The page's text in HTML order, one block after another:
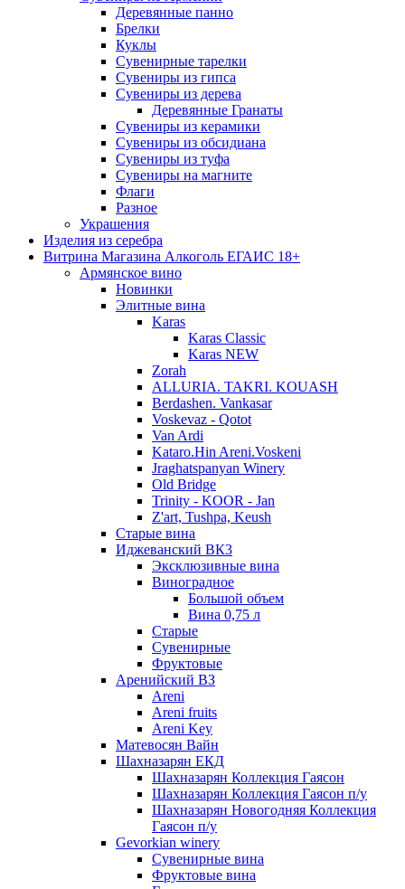
Деревянные панно
Брелки
Куклы
Сувенирные тарелки
Сувениры из гипса
Сувениры из дерева
Деревянные Гранаты
Сувениры из керамики
Сувениры из обсидиана
Сувениры из туфа
Сувениры на магните
Флаги
Разное
Украшения
Изделия из серебра
Витрина Магазина Алкоголь ЕГАИС 18+
Армянское вино
Новинки
Элитные вина
Karas
Karas Classic
Karas NEW
Zorah
ALLURIA. TAKRI. KOUASH
Berdashen. Vankasar
Voskevaz - Qotot
Van Ardi
Kataro.Hin Areni.Voskeni
Jraghatspanyan Winery
Old Bridge
Trinity - KOOR - Jan
Z'art, Tushpa, Keush
Старые вина
Иджеванский ВК3
Эксклюзивные вина
Виноградное
Большой объем
Вина 0,75 л
Старые
Сувенирные
Фруктовые
Аренийский ВЗ
Areni
Areni fruits
Areni Key
Матевосян Вайн
Шахназарян ЕКД
Шахназарян Коллекция Гаясон
Шахназарян Коллекция Гаясон п/у
Шахназарян Новогодняя Коллекция
Гаясон п/у
Gevorkian winery
Сувенирные вина
Фруктовые вина